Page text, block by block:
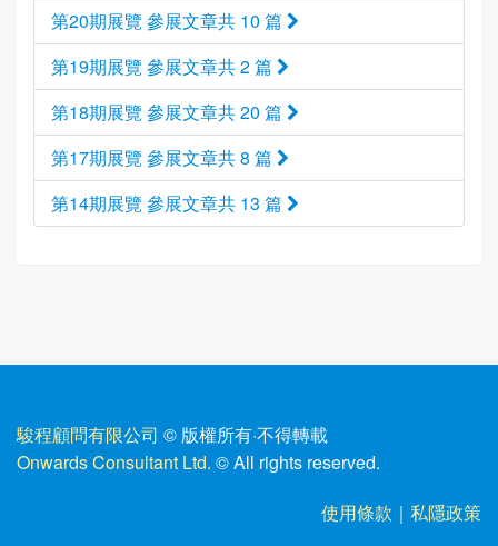
第20期展覽 參展文章共 10 篇
第19期展覽 參展文章共 2 篇
第18期展覽 參展文章共 20 篇
第17期展覽 參展文章共 8 篇
第14期展覽 參展文章共 13 篇
駿程顧問有限公司 © 版權所有·不得轉載
Onwards Consultant Ltd. © All rights reserved.
使用條款 ｜ 私隱政策